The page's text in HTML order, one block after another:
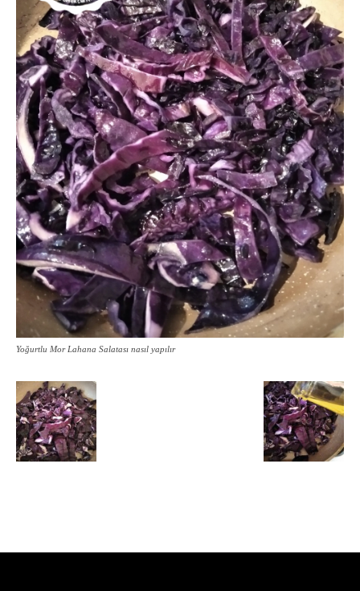
Yoğurtlu Mor Lahana Salatası nasıl yapılır